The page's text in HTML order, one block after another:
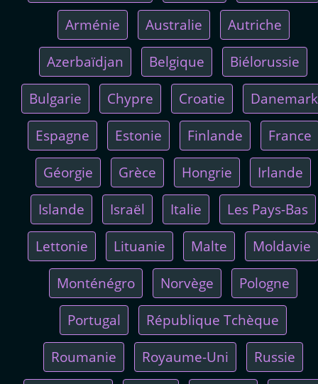
Arménie Australie Autriche
Azerbaïdjan Belgique Biélorussie
Bulgarie Chypre Croatie Danemark
Espagne Estonie Finlande France
Géorgie Grèce Hongrie Irlande
Islande Israël Italie Les Pays-Bas
Lettonie Lituanie Malte Moldavie
Monténégro Norvège Pologne
Portugal République Tchèque
Roumanie Royaume-Uni Russie